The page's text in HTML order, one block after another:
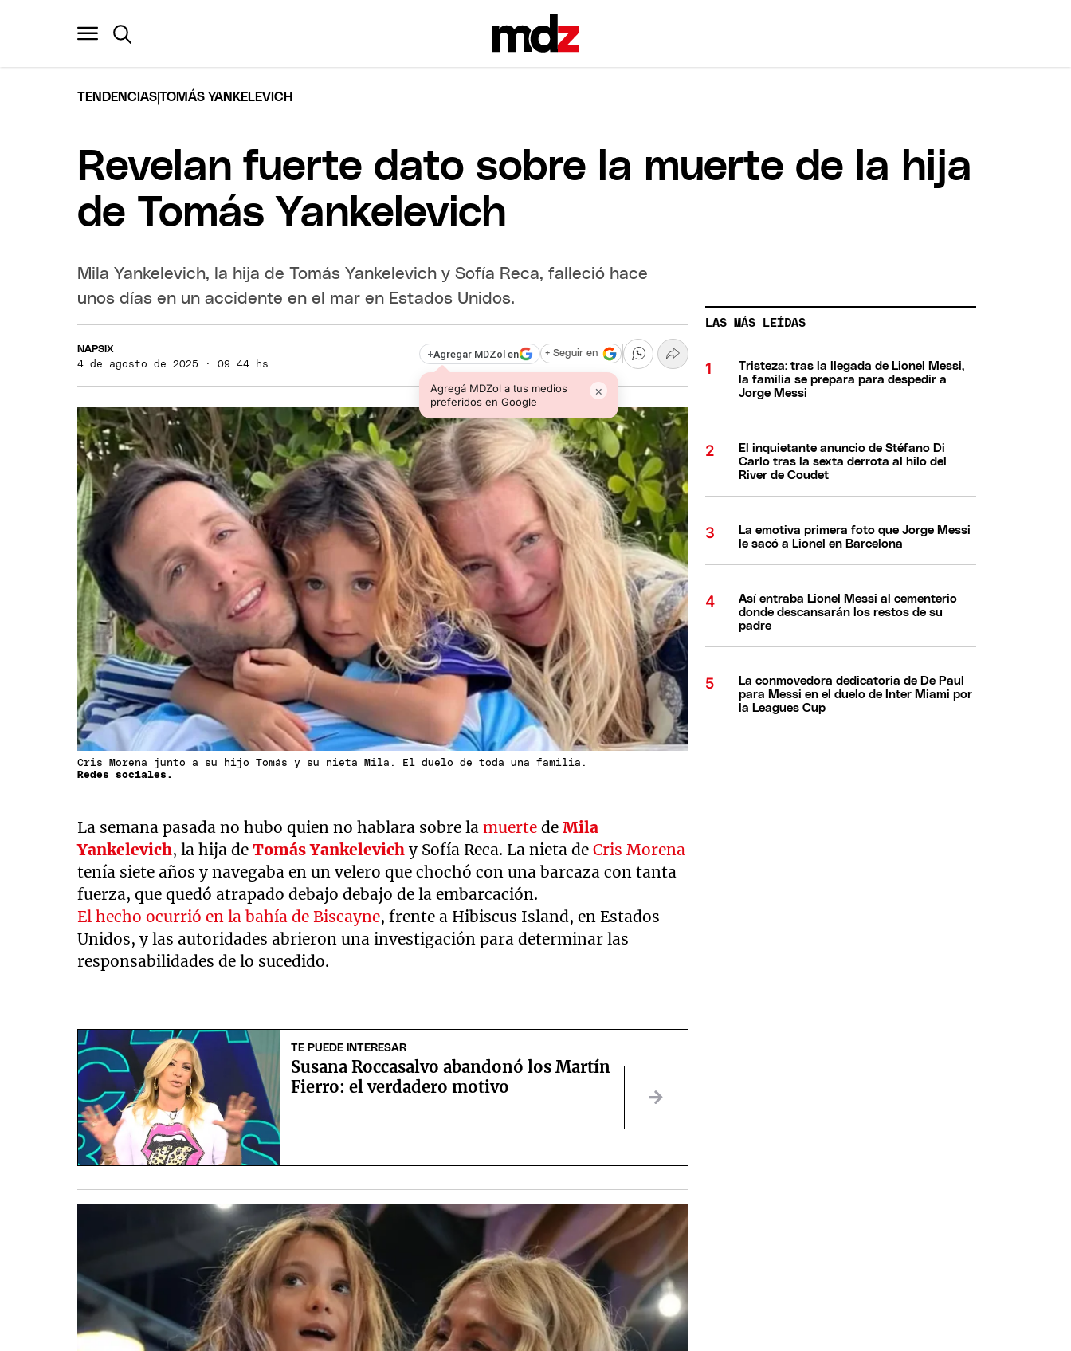
TENDENCIAS|TOMÁS YANKELEVICH
Revelan fuerte dato sobre la muerte de la hija
de Tomás Yankelevich
Mila Yankelevich, la hija de Tomás Yankelevich y Sofía Reca, falleció hace
unos días en un accidente en el mar en Estados Unidos.
NAPSIX
4 de agosto de 2025 · 09:44 hs
+Agregar MDZol en
Agregá MDZol a tus medios
preferidos en Google
×
+ Seguir en
Cris Morena junto a su hijo Tomás y su nieta Mila. El duelo de toda una familia.
Redes sociales.
La semana pasada no hubo quien no hablara sobre lamuerte deMila
Yankelevich, la hija de Tomás Yankelevich y Sofía Reca. La nieta deCris Morena
tenía siete años y navegaba en un velero que chochó con una barcaza con tanta
fuerza, que quedó atrapado debajo debajo de la embarcación.
El hecho ocurrió en la bahía de Biscayne, frente a Hibiscus Island, en Estados
Unidos, y las autoridades abrieron una investigación para determinar las
responsabilidades de lo sucedido.
TE PUEDE INTERESAR
Susana Roccasalvo abandonó los Martín
Fierro: el verdadero motivo
LAS MÁS LEÍDAS
Tristeza: tras la llegada de Lionel Messi,
la familia se prepara para despedir a
Jorge Messi
El inquietante anuncio de Stéfano Di
Carlo tras la sexta derrota al hilo del
River de Coudet
La emotiva primera foto que Jorge Messi
le sacó a Lionel en Barcelona
Así entraba Lionel Messi al cementerio
donde descansarán los restos de su
padre
La conmovedora dedicatoria de De Paul
para Messi en el duelo de Inter Miami por
la Leagues Cup